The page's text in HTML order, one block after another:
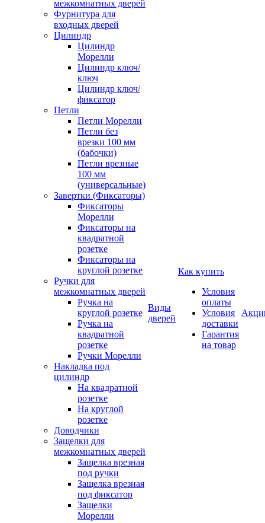
межкомнатных дверей
Фурнитура для
входных дверей
Цилиндр
Цилиндр
Морелли
Цилиндр ключ/
ключ
Цилиндр ключ/
фиксатор
Петли
Петли Морелли
Петли без
врезки 100 мм
(бабочки)
Петли врезные
100 мм
(универсальные)
Завертки (Фиксаторы)
Фиксаторы
Морелли
Фиксаторы на
квадратной
розетке
Фиксаторы на
круглой розетке
Ручки для
межкомнатных дверей
Ручка на
круглой розетке
Ручка на
квадратной
розетке
Ручки Морелли
Накладка под
цилиндр
На квадратной
розетке
На круглой
розетке
Доводчики
Защелки для
межкомнатных дверей
Защелка врезная
под ручки
Защелка врезная
под фиксатор
Защелки
Морелли
Виды
дверей
Как купить
Условия
оплаты
Условия
доставки
Гарантия
на товар